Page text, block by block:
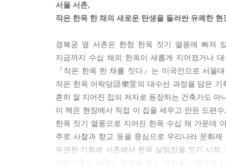
서울 서촌,
작은 한옥 한 채의 새로운 탄생을 둘러싼 유쾌한 현
경복궁 옆 서촌은 한창 한옥 짓기 열풍에 빠져
지금까지 수십 채의 한옥이 새롭게 지어졌거나
『작은 한옥 한 채를 짓다』는 미국인으로 서울
작은 한옥 어락당語樂堂의 대수선 과정을 담은
흔히 잘 지어진 집의 저자로 등장하는 건축가도 아
이 책은 현장에서 직접 이 집을 세우고 만든 도편
한옥 짓기 열풍으로 지어진 한옥 수십 채 가운데
주로 사찰과 향교 등을 중심으로 우리나라 문화
우연한 기회에 서촌에서 한옥 살림집을 짓기 시작